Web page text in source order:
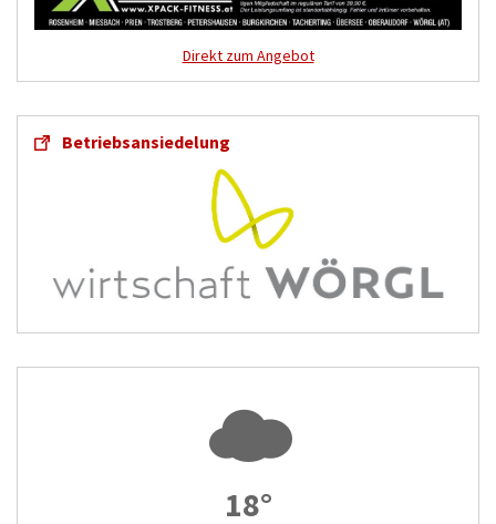
Direkt zum Angebot
Betriebsansiedelung
18°